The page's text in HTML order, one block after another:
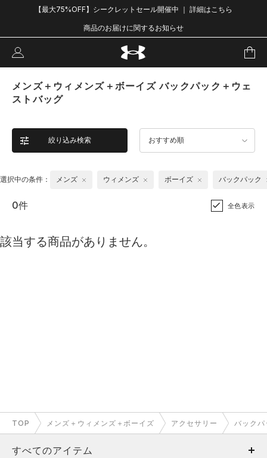
【最大75%OFF】シークレットセール開催中 ｜ 詳細はこちら
商品のお届けに関するお知らせ
メンズ＋ウィメンズ＋ボーイズ バックパック＋ウェ
ストバッグ
絞り込み検索 おすすめ順
選択中の条件： メンズ ウィメンズ ボーイズ バックパック
0件 全色表示
該当する商品がありません。
TOP メンズ＋ウィメンズ＋ボーイズ アクセサリー バック
すべてのアイテム